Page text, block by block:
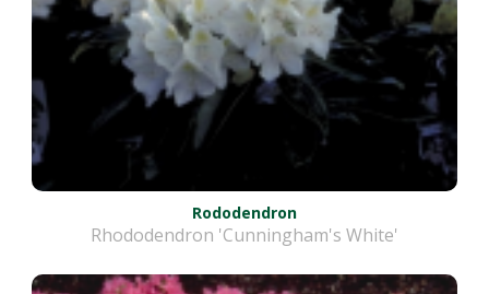
Rododendron
Rhododendron 'Cunningham's White'